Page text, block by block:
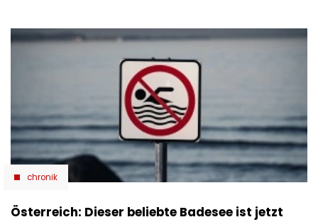
chronik
Österreich: Dieser beliebte Badesee ist jetzt